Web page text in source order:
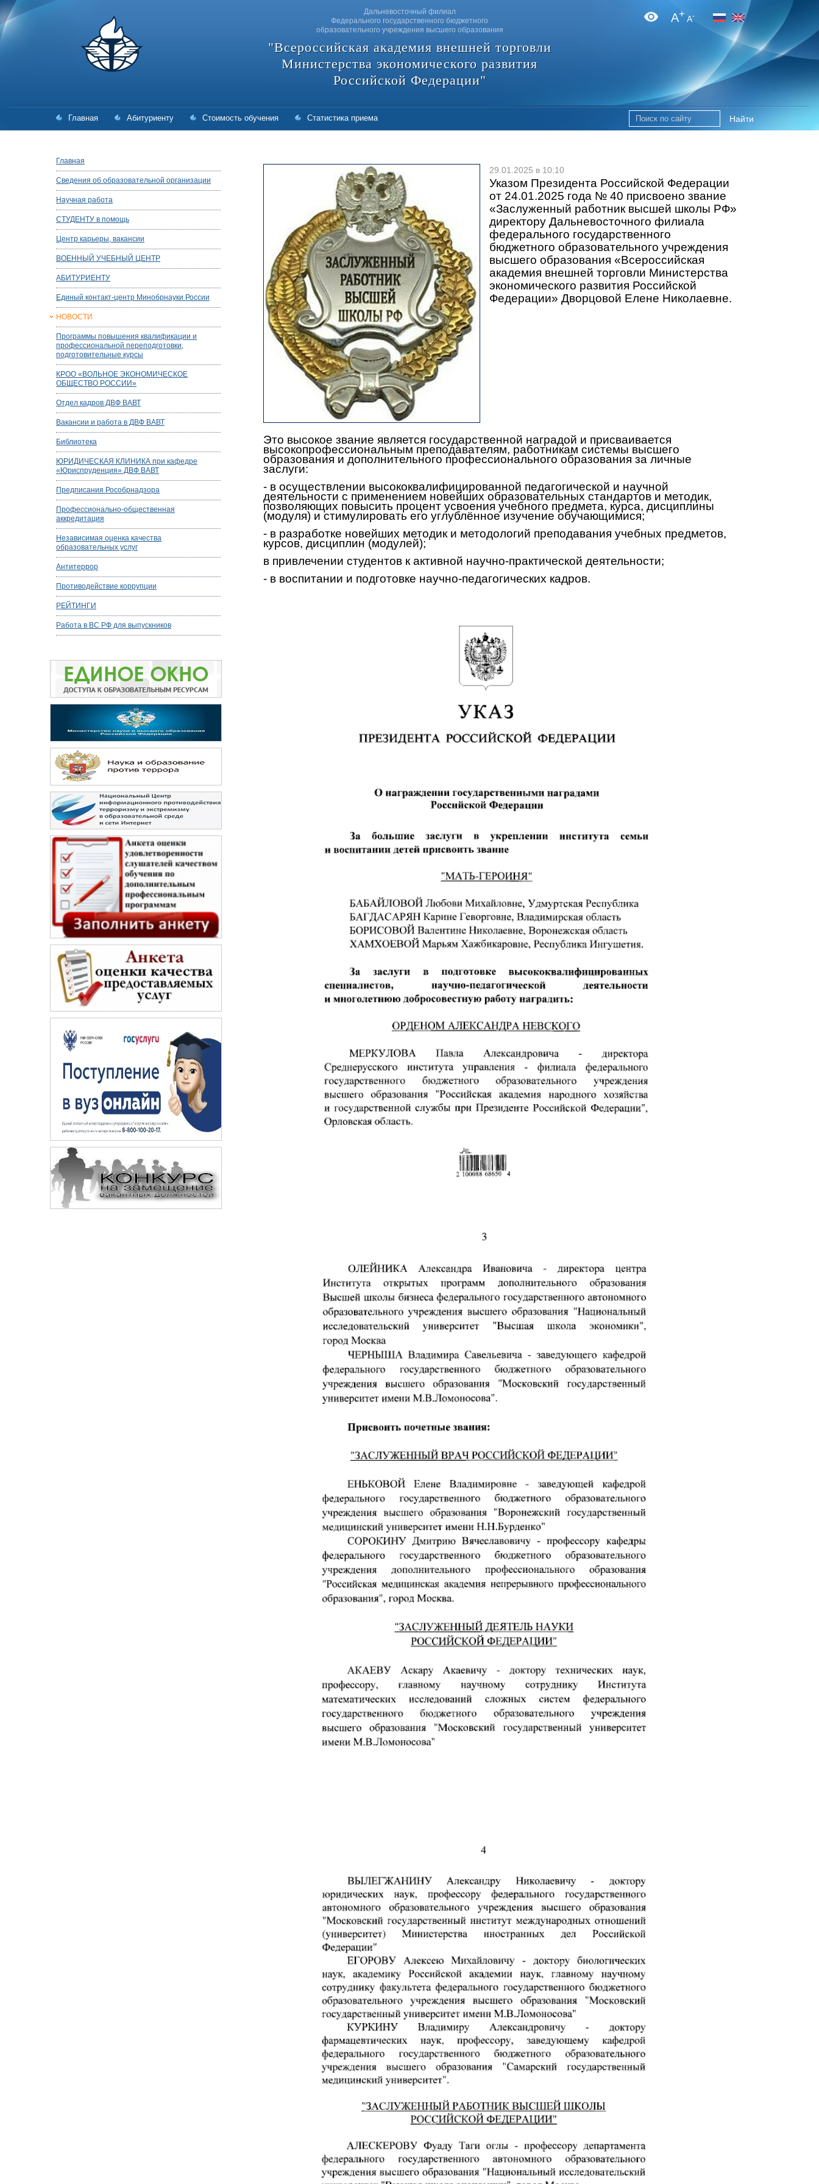
Дальневосточный филиал
Федерального государственного бюджетного
образовательного учреждения высшего образования
"Всероссийская академия внешней торговли
Министерства экономического развития
Российской Федерации"
Главная Абитуриенту Стоимость обучения Статистика приема Найти
A+A-
Главная
Сведения об образовательной организации
Научная работа
СТУДЕНТУ в помощь
Центр карьеры, вакансии
ВОЕННЫЙ УЧЕБНЫЙ ЦЕНТР
АБИТУРИЕНТУ
Единый контакт-центр Минобрнауки России
НОВОСТИ
Программы повышения квалификации и
профессиональной переподготовки,
подготовительные курсы
КРОО «ВОЛЬНОЕ ЭКОНОМИЧЕСКОЕ
ОБЩЕСТВО РОССИИ»
Отдел кадров ДВФ ВАВТ
Вакансии и работа в ДВФ ВАВТ
Библиотека
ЮРИДИЧЕСКАЯ КЛИНИКА при кафедре
«Юриспруденция» ДВФ ВАВТ
Предписания Рособрнадзора
Профессионально-общественная
аккредитация
Независимая оценка качества
образовательных услуг
Антитеррор
Противодействие коррупции
РЕЙТИНГИ
Работа в ВС РФ для выпускников
29.01.2025 в 10:10
Указом Президента Российской Федерации
от 24.01.2025 года № 40 присвоено звание
«Заслуженный работник высшей школы РФ»
директору Дальневосточного филиала
федерального государственного
бюджетного образовательного учреждения
высшего образования «Всероссийская
академия внешней торговли Министерства
экономического развития Российской
Федерации» Дворцовой Елене Николаевне.
Это высокое звание является государственной наградой и присваивается
высокопрофессиональным преподавателям, работникам системы высшего
образования и дополнительного профессионального образования за личные
заслуги:
- в осуществлении высококвалифицированной педагогической и научной
деятельности с применением новейших образовательных стандартов и методик,
позволяющих повысить процент усвоения учебного предмета, курса, дисциплины
(модуля) и стимулировать его углублённое изучение обучающимися;
- в разработке новейших методик и методологий преподавания учебных предметов,
курсов, дисциплин (модулей);
в привлечении студентов к активной научно-практической деятельности;
- в воспитании и подготовке научно-педагогических кадров.